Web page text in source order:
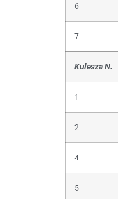
6
7
Kulesza N.
1
2
4
5